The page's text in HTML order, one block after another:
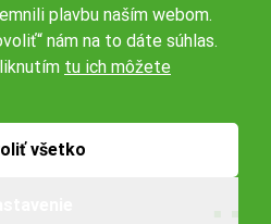
plavbu naším webom.
nám na to dáte súhlas.
tu ich môžete
všetko